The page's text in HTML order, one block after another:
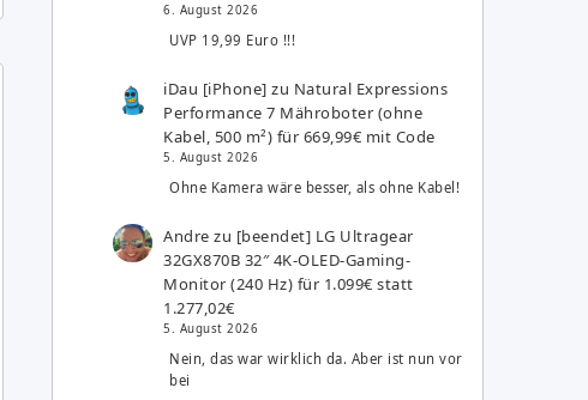
6. August 2026
UVP 19,99 Euro !!!
iDau [iPhone] zu Natural Expressions
Performance 7 Mähroboter (ohne
Kabel, 500 m²) für 669,99€ mit Code
5. August 2026
Ohne Kamera wäre besser, als ohne Kabel!
Andre zu [beendet] LG Ultragear
32GX870B 32″ 4K-OLED-Gaming-
Monitor (240 Hz) für 1.099€ statt
1.277,02€
5. August 2026
Nein, das war wirklich da. Aber ist nun vor
bei